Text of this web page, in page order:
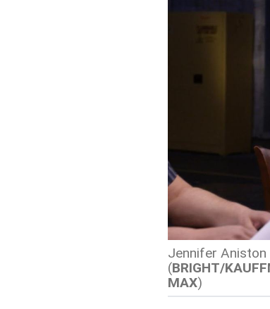
Jennifer Aniston
(BRIGHT/
MAX)